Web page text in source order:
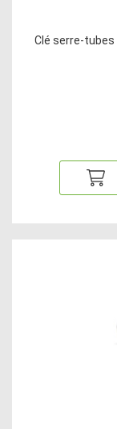
Clé serre-tubes